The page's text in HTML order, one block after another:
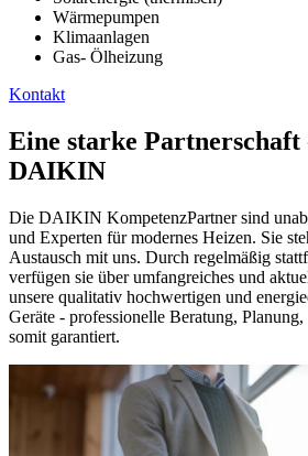
Wärmepumpen
Klimaanlagen
Gas- Ölheizung
Kontakt
Eine starke Partnerschaft
DAIKIN
Die DAIKIN KompetenzPartner sind
und Experten für modernes Heizen. Sie
Austausch mit uns. Durch regelmäßig
verfügen sie über umfangreiches und
unsere qualitativ hochwertigen und
Geräte - professionelle Beratung,
somit garantiert.